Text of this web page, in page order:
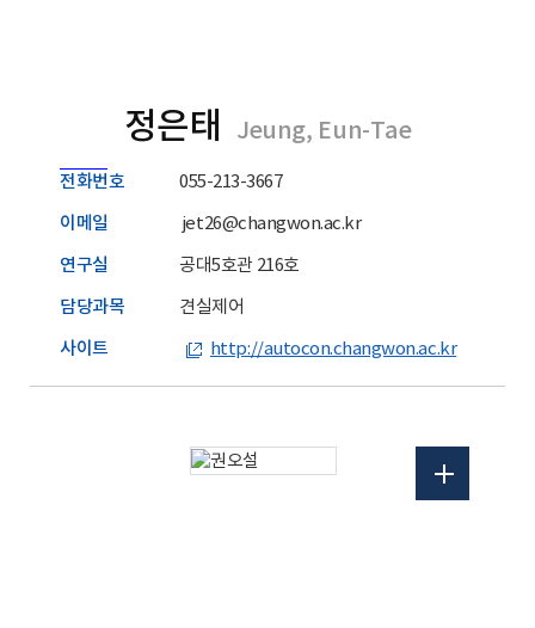
정은태 Jeung, Eun-Tae
전화번호 055-213-3667
이메일 jet26@changwon.ac.kr
연구실 공대5호관 216호
담당과목 견실제어
사이트 http://autocon.changwon.ac.kr